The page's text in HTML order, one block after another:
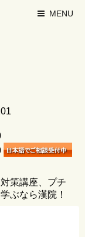
MENU
策講座、プチ
ぶなら漢院！